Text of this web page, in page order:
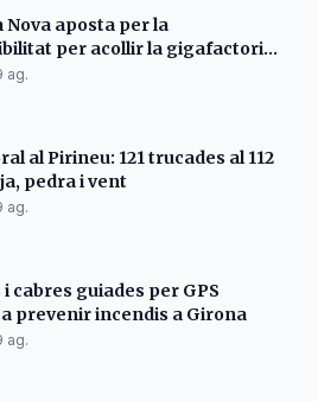
Nova aposta per la
per acollir la gigafactoria
ag.
al Pirineu: 121 trucades al 112
pedra i vent
ag.
i cabres guiades per GPS
prevenir incendis a Girona
ag.